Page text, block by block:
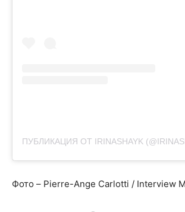
ПУБЛИКАЦИЯ ОТ IRINASHAYK
Фото – Pierre-Ange Carlotti / Interview